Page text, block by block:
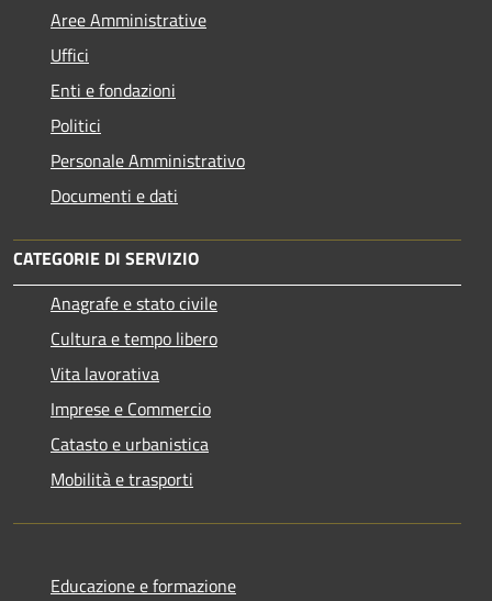
Aree Amministrative
Uffici
Enti e fondazioni
Politici
Personale Amministrativo
Documenti e dati
CATEGORIE DI SERVIZIO
Anagrafe e stato civile
Cultura e tempo libero
Vita lavorativa
Imprese e Commercio
Catasto e urbanistica
Mobilità e trasporti
Educazione e formazione